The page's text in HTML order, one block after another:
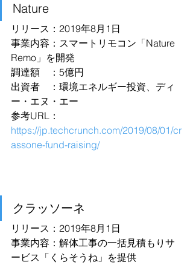
Nature
リリース：2019年8月1日
事業内容：スマートリモコン「Nature
Remo」を開発
調達額　：5億円
出資者　：環境エネルギー投資、ディ
ー・エヌ・エー
参考URL：
https://jp.techcrunch.com/2019/08/01/cr
assone-fund-raising/
クラッソーネ
リリース：2019年8月1日
事業内容：解体⼯事の⼀括⾒積もりサ
ービス「くらそうね」を提供